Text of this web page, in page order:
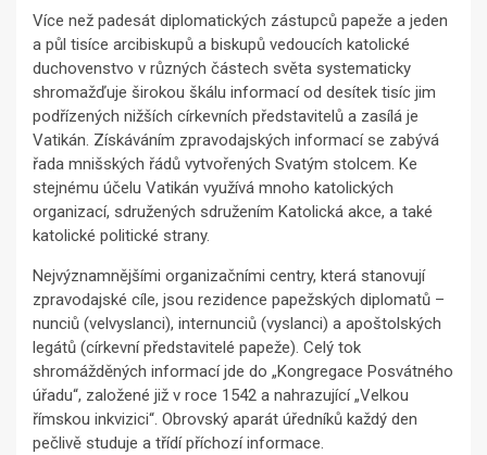
Více než padesát diplomatických zástupců papeže a jeden
a půl tisíce arcibiskupů a biskupů vedoucích katolické
duchovenstvo v různých částech světa systematicky
shromažďuje širokou škálu informací od desítek tisíc jim
podřízených nižších církevních představitelů a zasílá je
Vatikán. Získáváním zpravodajských informací se zabývá
řada mnišských řádů vytvořených Svatým stolcem. Ke
stejnému účelu Vatikán využívá mnoho katolických
organizací, sdružených sdružením Katolická akce, a také
katolické politické strany.
Nejvýznamnějšími organizačními centry, která stanovují
zpravodajské cíle, jsou rezidence papežských diplomatů –
nunciů (velvyslanci), internunciů (vyslanci) a apoštolských
legátů (církevní představitelé papeže). Celý tok
shromážděných informací jde do „Kongregace Posvátného
úřadu“, založené již v roce 1542 a nahrazující „Velkou
římskou inkvizici“. Obrovský aparát úředníků každý den
pečlivě studuje a třídí příchozí informace.